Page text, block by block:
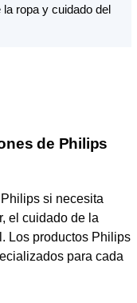
ropa y cuidado del
de Philips
si necesita
el cuidado de la
Los productos Philips
para cada